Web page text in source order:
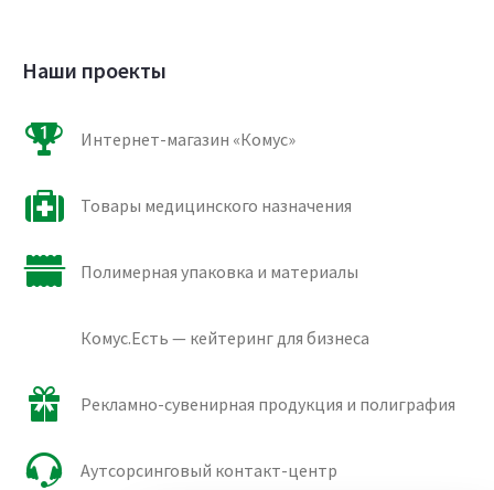
Наши проекты
Интернет-магазин «Комус»
Товары медицинского назначения
Полимерная упаковка и материалы
Комус.Есть — кейтеринг для бизнеса
Рекламно-сувенирная продукция и полиграфия
Аутсорсинговый контакт-центр